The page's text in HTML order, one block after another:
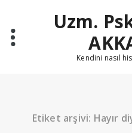
Uzm.
Kendini nasıl
Etiket arşivi: Hayır